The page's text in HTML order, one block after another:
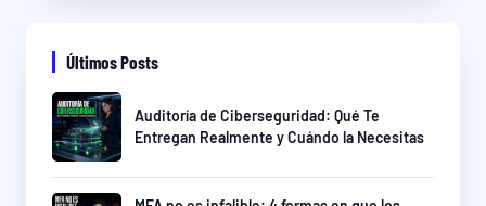
Últimos Posts
Auditoría de Ciberseguridad: Qué Te
Entregan Realmente y Cuándo la Necesitas